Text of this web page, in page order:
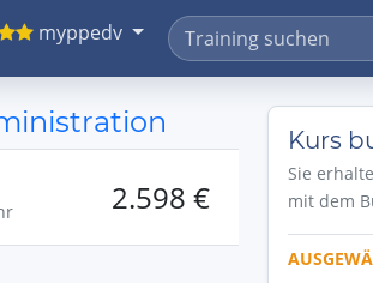
myppedv
2.598 €
Kurs
Sie
mit dem